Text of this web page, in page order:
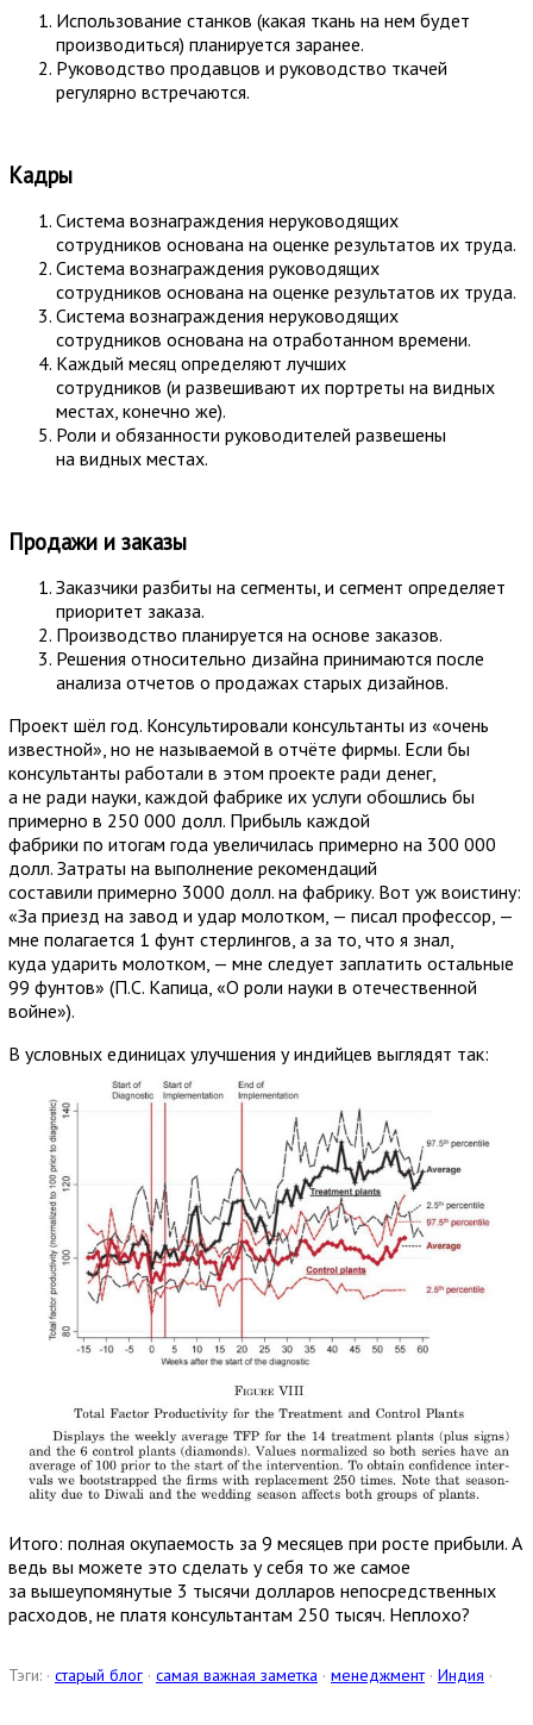
Использование станков (какая ткань на нем будет
производиться) планируется заранее.
Руководство продавцов и руководство ткачей
регулярно встречаются.
Кадры
Система вознаграждения неруководящих
сотрудников основана на оценке результатов их труда.
Система вознаграждения руководящих
сотрудников основана на оценке результатов их труда.
Система вознаграждения неруководящих
сотрудников основана на отработанном времени.
Каждый месяц определяют лучших
сотрудников (и развешивают их портреты на видных
местах, конечно же).
Роли и обязанности руководителей развешены
на видных местах.
Продажи и заказы
Заказчики разбиты на сегменты, и сегмент определяет
приоритет заказа.
Производство планируется на основе заказов.
Решения относительно дизайна принимаются после
анализа отчетов о продажах старых дизайнов.
Проект шёл год. Консультировали консультанты из «очень
известной», но не называемой в отчёте фирмы. Если бы
консультанты работали в этом проекте ради денег,
а не ради науки, каждой фабрике их услуги обошлись бы
примерно в 250 000 долл. Прибыль каждой
фабрики по итогам года увеличилась примерно на 300 000
долл. Затраты на выполнение рекомендаций
составили примерно 3000 долл. на фабрику. Вот уж воистину:
«За приезд на завод и удар молотком, — писал профессор, —
мне полагается 1 фунт стерлингов, а за то, что я знал,
куда ударить молотком, — мне следует заплатить остальные
99 фунтов» (П.С. Капица, «О роли науки в отечественной
войне»).
В условных единицах улучшения у индийцев выглядят так:
Итого: полная окупаемость за 9 месяцев при росте прибыли. А
ведь вы можете это сделать у себя то же самое
за вышеупомянутые 3 тысячи долларов непосредственных
расходов, не платя консультантам 250 тысяч. Неплохо?
Тэги: · старый блог · самая важная заметка · менеджмент· Индия ·